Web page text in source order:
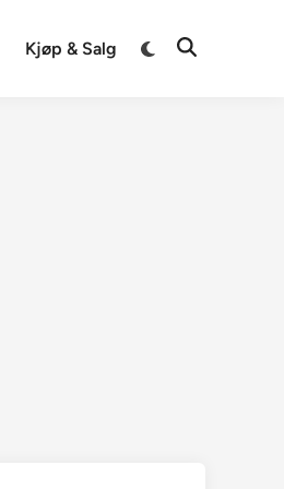
Kjøp & Salg
Switch
Open